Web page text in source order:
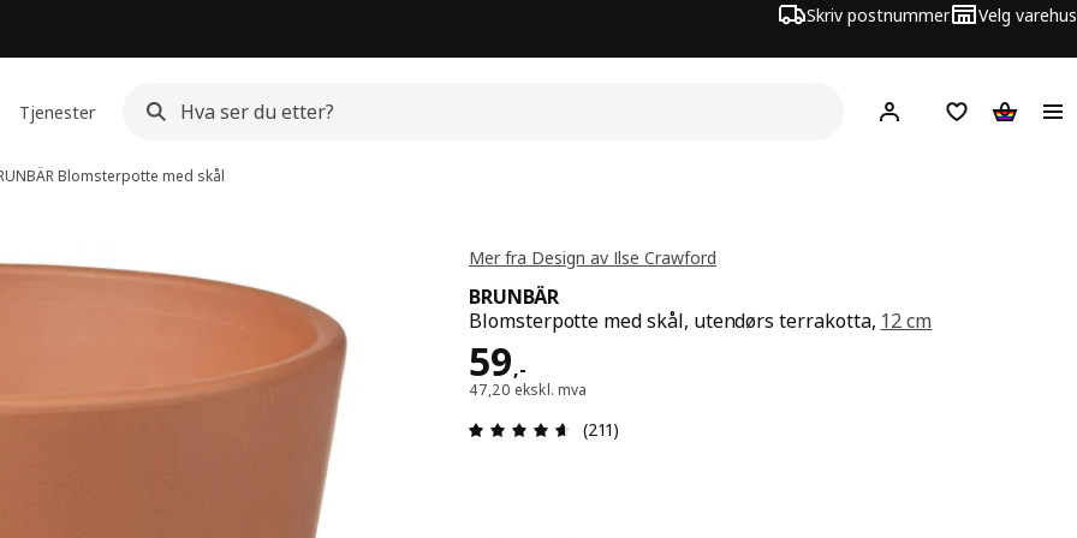
Skriv postnummer Velg varehus
Tjenester Hej! Logg innHuskeliste
Blomsterpotte med skål
Mer fra Design av Ilse Crawford
BRUNBÄR
Blomsterpotte med skål, utendørs terrakotta, 12 cm
59,-
Pris 59,-
47,20 ekskl. mva
Produktomtale: 4.6 ingen kundevurdering 5 stjerner.
(211)